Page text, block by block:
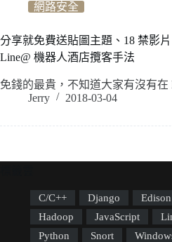
網路安全
分享就免費送貼圖主題、18 禁影
Line@ 機器人酒店攬客手法
免錢的最貴，不知道大家有沒有
Jerry
2018-03-04
C/C++ Django Edison
Hadoop
JavaScript
Python
Snort